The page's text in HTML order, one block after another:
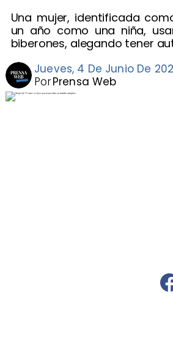
Una mujer, identificada
un año como una niña,
biberones, alegando tener
Jueves, 4 De Junio De
Prensa Web
Por